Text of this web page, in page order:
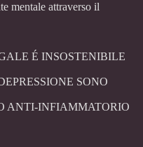
mentale attraverso il
É INSOSTENIBILE
SONO
ANTI-INFIAMMATORIO